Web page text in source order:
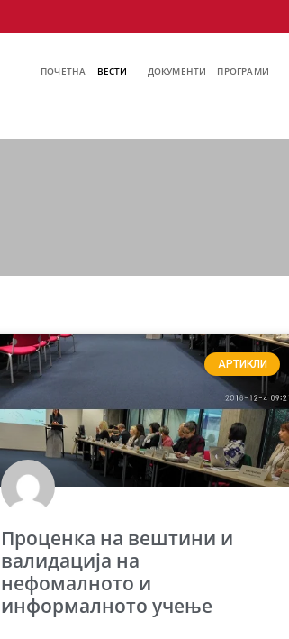
ПОЧЕТНА ВЕСТИ ДОКУМЕНТИ ПРОГРАМИ
АРТИКЛИ
Проценка на вештини и
валидација на
нефомалното и
информалното учење